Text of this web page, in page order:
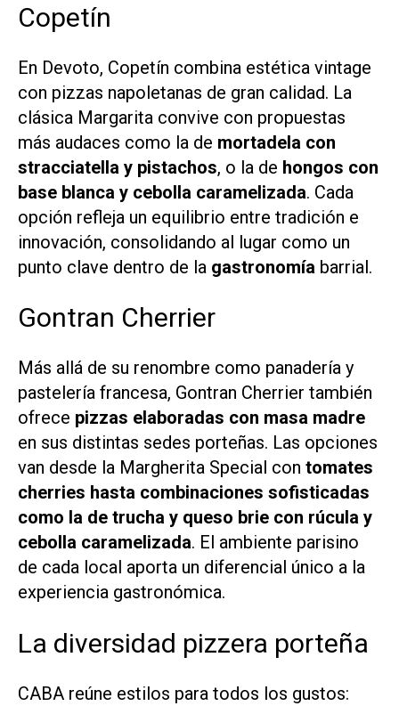
Copetín
En Devoto, Copetín combina estética vintage
con pizzas napoletanas de gran calidad. La
clásica Margarita convive con propuestas
más audaces como la de mortadela con
stracciatella y pistachos, o la de hongos con
base blanca y cebolla caramelizada. Cada
opción refleja un equilibrio entre tradición e
innovación, consolidando al lugar como un
punto clave dentro de la gastronomía barrial.
Gontran Cherrier
Más allá de su renombre como panadería y
pastelería francesa, Gontran Cherrier también
ofrece pizzas elaboradas con masa madre
en sus distintas sedes porteñas. Las opciones
van desde la Margherita Special con tomates
cherries hasta combinaciones sofisticadas
como la de trucha y queso brie con rúcula y
cebolla caramelizada. El ambiente parisino
de cada local aporta un diferencial único a la
experiencia gastronómica.
La diversidad pizzera porteña
CABA reúne estilos para todos los gustos: